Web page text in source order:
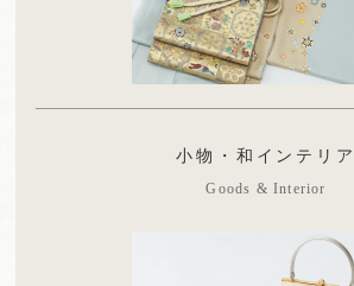
小物・和インテリア
Goods & Interior